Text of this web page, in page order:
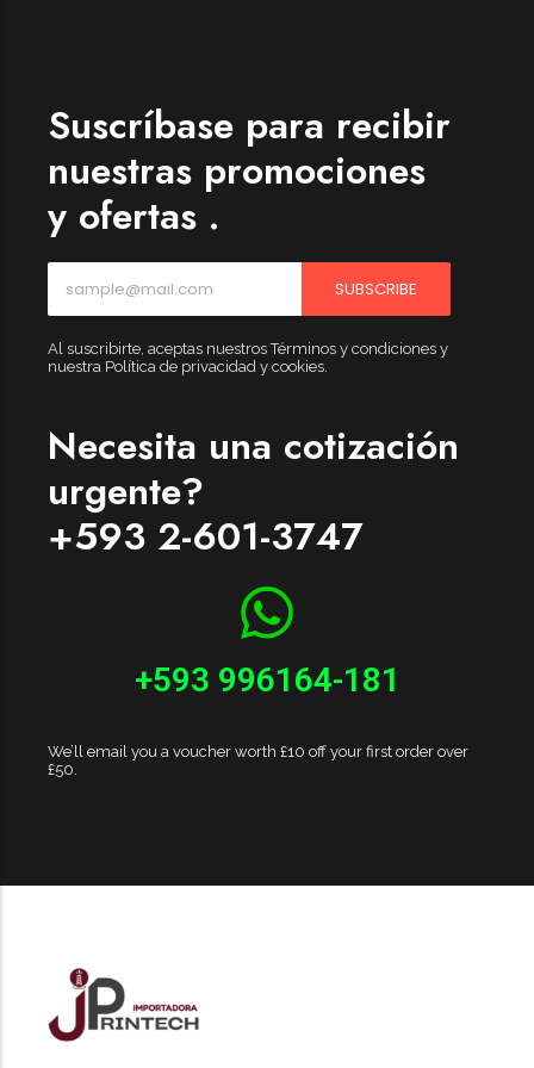
Forfeited you engrossed
Especially favourable
Menswear
Forfeited you engrossed
Another as studied
Especially favourable
Video
Suscríbase para recibir
nuestras promociones
y ofertas .
SUBSCRIBE
Al suscribirte, aceptas nuestros Términos y condiciones y
nuestra Política de privacidad y cookies.
Necesita una cotización
urgente?
+593 2-601-3747
+593 996164-181
We’ll email you a voucher worth £10 off your first order over
£50.